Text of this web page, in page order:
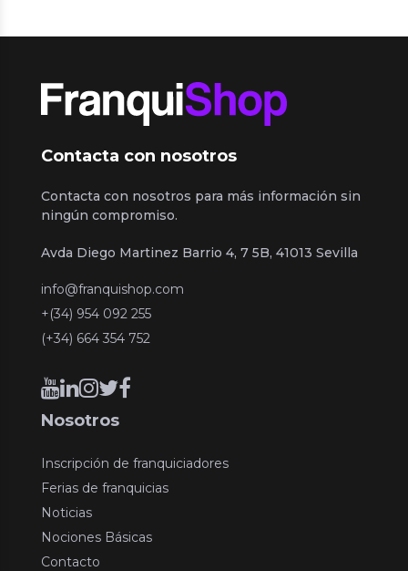
Contacta con nosotros
Contacta con nosotros para más información sin
ningún compromiso.
Avda Diego Martinez Barrio 4, 7 5B, 41013 Sevilla
info@franquishop.com
+(34) 954 092 255
(+34) 664 354 752
Nosotros
Inscripción de franquiciadores
Ferias de franquicias
Noticias
Nociones Básicas
Contacto